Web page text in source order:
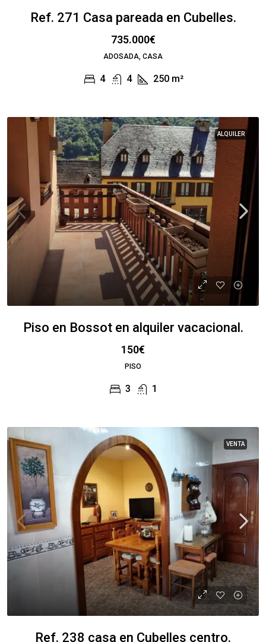
Ref. 271 Casa pareada en Cubelles.
735.000€
ADOSADA, CASA
4 4 250 m²
ALQUILER
Piso en Bossot en alquiler vacacional.
150€
PISO
3 1
VENTA
Ref. 238 casa en Cubelles centro.